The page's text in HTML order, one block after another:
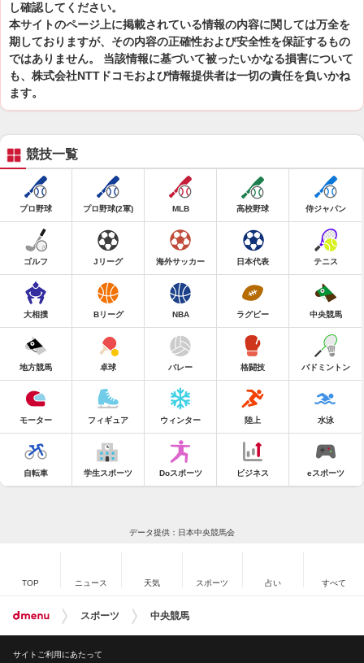
し確認してください。
本サイトのページ上に掲載されている情報の内容に関しては万全を
期しておりますが、その内容の正確性および安全性を保証するもの
ではありません。 当該情報に基づいて被ったいかなる損害について
も、株式会社NTTドコモおよび情報提供者は一切の責任を負いかね
ます。
競技一覧
プロ野球 プロ野球(2軍) MLB 高校野球 侍ジャパン
ゴルフ Jリーグ 海外サッカー 日本代表 テニス
大相撲 Bリーグ NBA ラグビー 中央競馬
地方競馬 卓球 バレー 格闘技 バドミントン
モーター フィギュア ウィンター 陸上 水泳
自転車 学生スポーツ Doスポーツ ビジネス eスポーツ
データ提供：日本中央競馬会
TOP ニュース 天気 スポーツ 占い すべて
スポーツ 中央競馬
サイトご利用にあたって